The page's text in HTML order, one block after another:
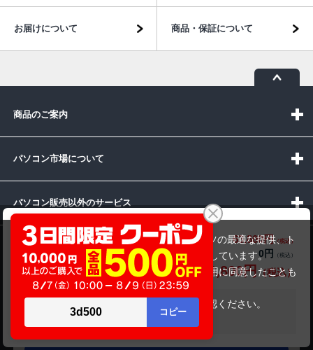
商品価格(税込) 63,800円
オプション小計価格(税込)
0円
商品合計価格(税込)
63,800円
在庫がありません
お届けについて 商品・保証について
商品のご案内
パソコン市場について
パソコン販売以外のサービス
お問い合わせ
受付時間：10:00~19:00(休業:日曜日)
当サイトでは利用体験の向上およびコンテンツの最適な提供、ト
ラフィックの分析を目的としてCookieを使用しています。
サイトの閲覧を継続された場合、Cookieの利用に同意したことも
のといたします。
をご確認ください。
承諾する